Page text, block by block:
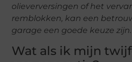
olieverversingen of het
remblokken, kan een
garage een goede keuze zijn.
Wat als ik mijn